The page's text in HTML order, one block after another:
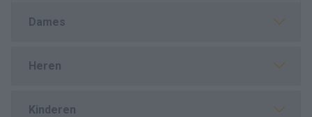
Dames
Heren
Kinderen